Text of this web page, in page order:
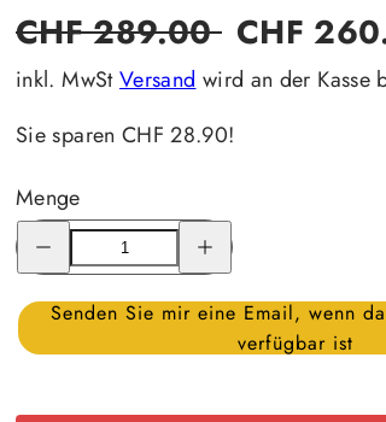
Regulärer
CHF 289.00 Verkaufspreis
CHF
inkl. MwStVersand wird an der Kasse
Sie sparen CHF 28.90!
Menge
Menge
für
Carinthia
4
Woodland
für
Carinthia
4
M
Woodland
Senden Sie mir eine Email, wenn
verfügbar ist